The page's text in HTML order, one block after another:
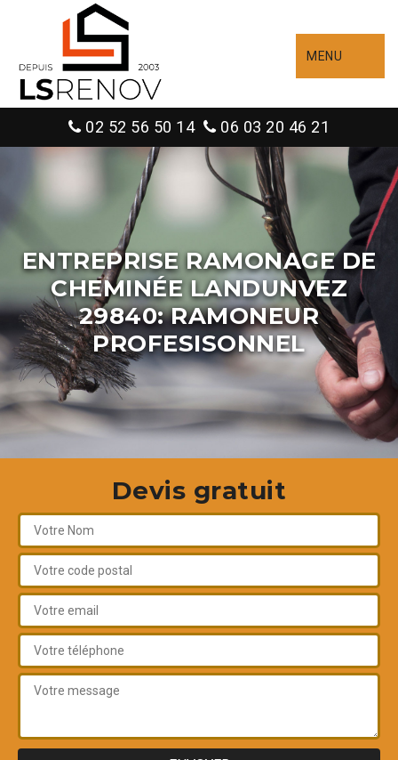
MENU
02 52 56 50 14 06 03 20 46 21
ENTREPRISE RAMONAGE DE
CHEMINÉE LANDUNVEZ
29840: RAMONEUR
PROFESISONNEL
Devis gratuit